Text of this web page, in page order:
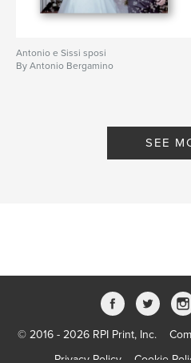
Antonio e Sissi sposi
By Antonio Bergamino
SEE
© 2016 - 2026 RPI Print, Inc.
Privacy Policy
Cookie